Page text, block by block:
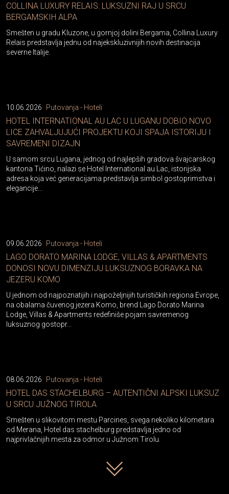
COLLINA LUXURY RELAIS: LUKSUZNI RAJ U SRCU
BERGAMSKIH ALPA
Smešten u gradu Kluzone, u gornjoj dolini Bergama, Collina Luxury
Relais predstavlja jednu od najekskluzivnijih novih destinacija
severne Italije.
10.06.2026 Putovanja - Hoteli
HOTEL INTERNATIONAL AU LAC U LUGANU DOBIO NOVO
LICE ZAHVALJUJUĆI PROJEKTU KOJI SPAJA ISTORIJU I
SAVREMENI DIZAJN
U samom srcu Lugana, jednog od najlepših gradova švajcarskog
kantona Tićino, nalazi se Hotel International au Lac, istorijska
adresa koja već generacijama predstavlja simbol gostoprimstva i
elegancije...
09.06.2026 Putovanja - Hoteli
LAGO DORATO MARINA LODGE, VILLAS & APARTMENTS
DONOSI NOVU DIMENZIJU LUKSUZNOG BORAVKA NA
JEZERU KOMO
U jednom od najpoznatijih i najpoželjnijih turističkih regiona Evrope,
na obalama čuvenog jezera Komo, brend Lago Dorato Marina
Lodge, Villas & Apartments redefiniše pojam savremenog
luksuznog gostopr...
08.06.2026 Putovanja - Hoteli
HOTEL DAS STACHELBURG – AUTENTIČNI ALPSKI LUKSUZ
U SRCU JUŽNOG TIROLA
Smešten u slikovitom mestu Parcines, svega nekoliko kilometara
od Merana, Hotel das stachelburg predstavlja jedno od
najprivlačnijih mesta za odmor u Južnom Tirolu.